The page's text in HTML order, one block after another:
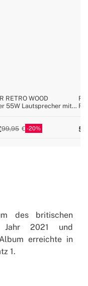
RETRO WOOD
55W Lautsprecher mit
99,95 20
des britischen
Jahr 2021 und
erreichte in
1.